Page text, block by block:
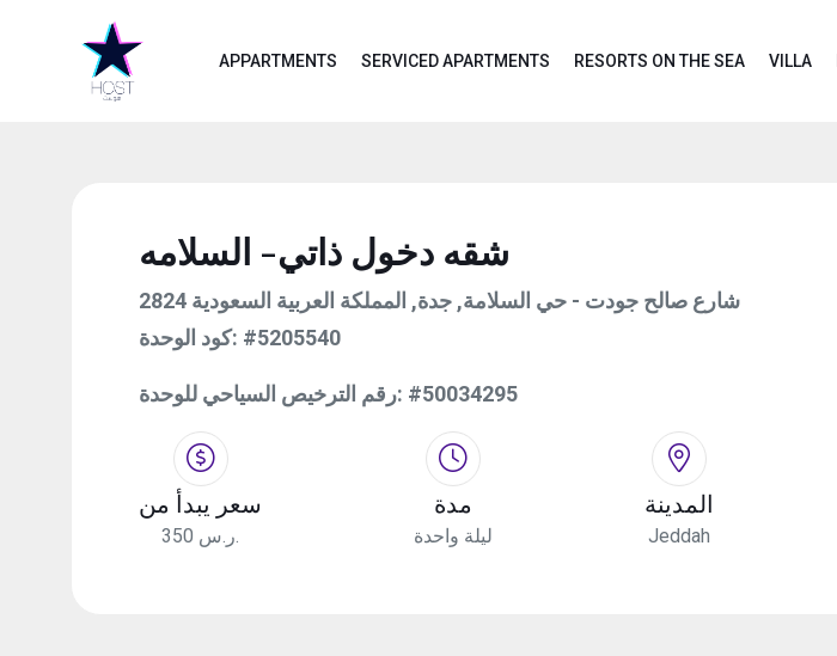
APPARTMENTS SERVICED APARTMENTS RESORTS ON THE SEA VILLA
شقه دخول ذاتي- السلامه
2824 شارع صالح جودت - حي السلامة, جدة, المملكة العربية السعودية
كود الوحدة: #5205540
رقم الترخيص السياحي للوحدة: #50034295
سعر يبدأ من
350 ر.س.
مدة
ليلة واحدة
المدينة
Jeddah